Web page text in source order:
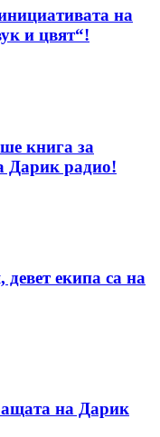
на
и цвят“!
книга за
Дарик радио!
екипа са на
на Дарик